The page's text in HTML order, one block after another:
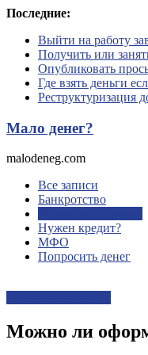
Перейти
содержимому
Последние:
Выйти на работу
Получить или
Опубликовать
Где взять деньги
Реструктуризация
Мало денег?
malodeneg.com
Все записи
Банкротство
Нужен кредит?
МФО
Попросить денег
Можно ли